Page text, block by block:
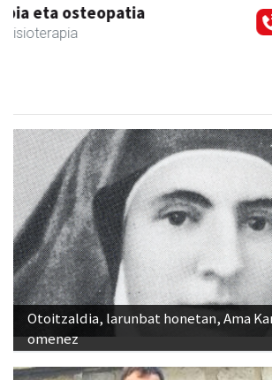
Erniobea BHI
Amasa-Villabona
Otoitzaldia, larunbat honetan, Ama
omenez